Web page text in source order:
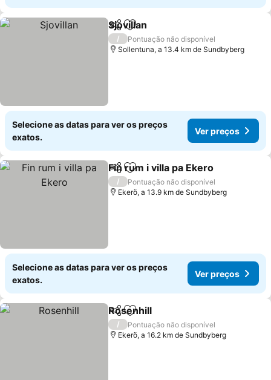
PartilharAdicionar aos favoritos
Sjovillan
/
Pontuação não disponível
Sollentuna, a 13.4 km de Sundbyberg
Selecione as datas para ver os preços
exatos.
Ver preços
PartilharAdicionar aos favoritos
Fin rum i villa pa Ekero
/
Pontuação não disponível
Ekerö, a 13.9 km de Sundbyberg
Selecione as datas para ver os preços
exatos.
Ver preços
PartilharAdicionar aos favoritos
Rosenhill
/
Pontuação não disponível
Ekerö, a 16.2 km de Sundbyberg